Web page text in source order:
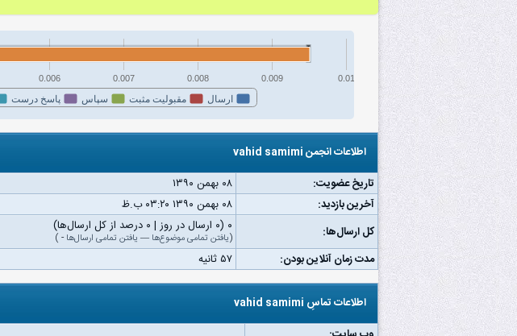
ارسال مقبولیت مثبت سپاس پاسخ درست
0.006 0.007 0.008 0.009 0.01
اطلاعات انجمن vahid samimi
تاریخ عضویت:
۰۸ بهمن ۱۳۹۰
آخرین بازدید:
۰۸ بهمن ۱۳۹۰ ۰۳:۲۰ ب.ظ
کل ارسال‌ها:
۰ (۰ ارسال در روز | ۰ درصد از کل ارسال‌ها)
(یافتن تمامی موضوع‌ها — یافتن تمامی ارسال‌ها -
)
مدت زمان آنلاین بودن: ۵۷ ثانیه
اطلاعات تماسِ vahid samimi